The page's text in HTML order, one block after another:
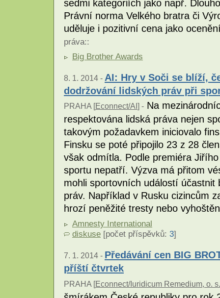
sedmi kategoriích jako např.
Právní norma Velkého bratra či
uděluje i pozitivní cena jako
práva::
Big Brother Awards
8. 1. 2014 - AI: Hry v Soči se blíží,
dodržování lidských práv při
PRAHA [ Econnect/AI ] - Na
respektována lidská práva nejen
takovým požadavkem iniciovalo
Finsku se poté připojilo 23 z 28
však odmítla. Podle premiéra
sportu nepatří. Výzva má přitom
mohli sportovních událostí
práv. Například v Rusku cizincům
hrozí peněžité tresty nebo
Amnesty International
diskuse [počet příspěvků: 3]
7. 1. 2014 - Předávání cen BIG
příští čtvrtek
PRAHA [Econnect/Iuridicum Remedium, o. s.